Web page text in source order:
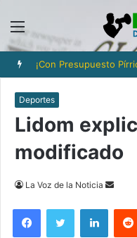
Menú
Deportes
Lidom
modificado
La Voz de la Noticia
Send
email
FacebookTwitter